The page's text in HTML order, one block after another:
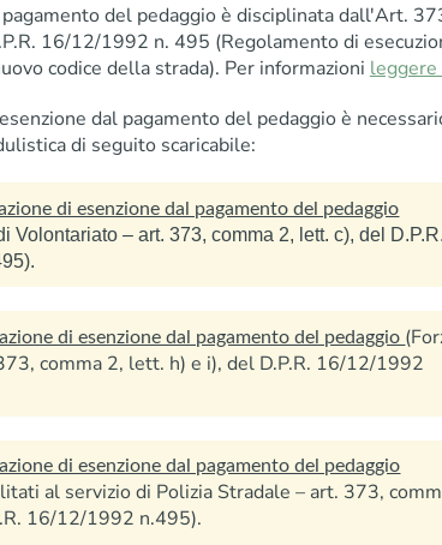
del pedaggio è disciplinata dall'Art.
16/12/1992 n. 495 (Regolamento di
codice della strada). Per informazioni leggere
dal pagamento del pedaggio è
di seguito scaricabile:
di esenzione dal pagamento del pedaggio
Volontariato – art. 373, comma 2, lett. c), del D.P.R.
di esenzione dal pagamento del pedaggio
comma 2, lett. h) e i), del D.P.R. 16/12/1992
di esenzione dal pagamento del pedaggio
al servizio di Polizia Stradale – art. 373,
16/12/1992 n.495).